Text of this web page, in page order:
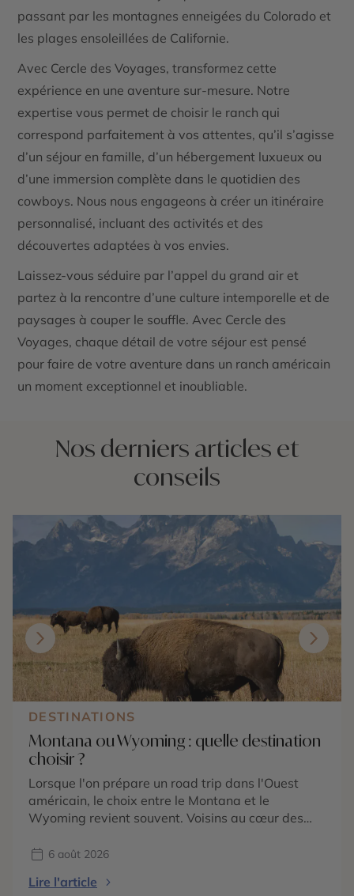
passant par les montagnes enneigées du Colorado et
les plages ensoleillées de Californie.
Avec Cercle des Voyages, transformez cette
expérience en une aventure sur-mesure. Notre
expertise vous permet de choisir le ranch qui
correspond parfaitement à vos attentes, qu’il s’agisse
d’un séjour en famille, d’un hébergement luxueux ou
d’une immersion complète dans le quotidien des
cowboys. Nous nous engageons à créer un itinéraire
personnalisé, incluant des activités et des
découvertes adaptées à vos envies.
Laissez-vous séduire par l’appel du grand air et
partez à la rencontre d’une culture intemporelle et de
paysages à couper le souffle. Avec Cercle des
Voyages, chaque détail de votre séjour est pensé
pour faire de votre aventure dans un ranch américain
un moment exceptionnel et inoubliable.
Nos derniers articles et
conseils
DESTINATIONS
Montana ou Wyoming : quelle destination
choisir ?
Lorsque l'on prépare un road trip dans l'Ouest
américain, le choix entre le Montana et le
Wyoming revient souvent. Voisins au cœur des
promettent des paysages grandioses, une nature
West. Pourtant, ils possèdent chacun une identité
6 août 2026
Lire l'article